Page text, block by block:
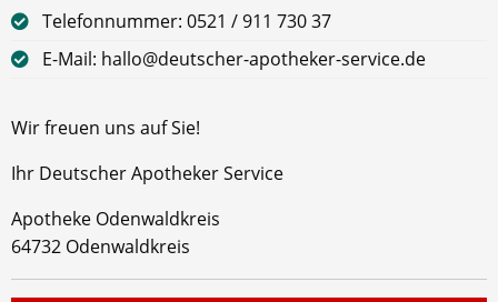
Telefonnummer: 0521 / 911 730 37
E-Mail: hallo@deutscher-apotheker-service.de
Wir freuen uns auf Sie!
Ihr Deutscher Apotheker Service
Apotheke Odenwaldkreis
64732 Odenwaldkreis